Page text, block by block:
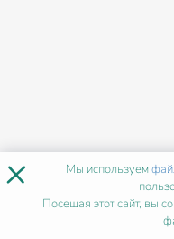
× Мы используем
Посещая этот сайт, вы